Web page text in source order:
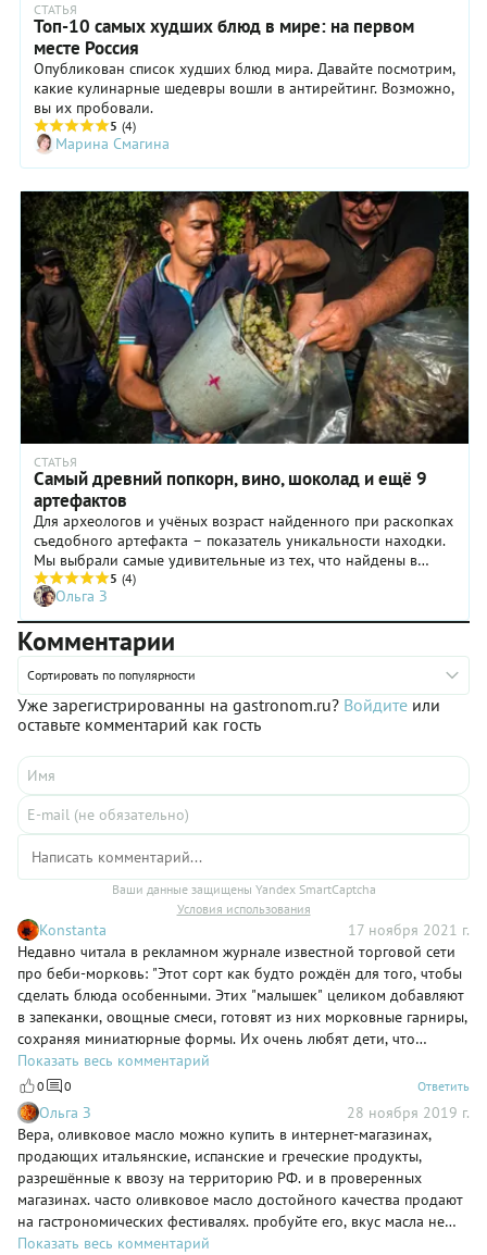
СТАТЬЯ
Топ-10 самых худших блюд в мире: на первом
месте Россия
Опубликован список худших блюд мира. Давайте посмотрим,
какие кулинарные шедевры вошли в антирейтинг. Возможно,
вы их пробовали.
5 (4)
Марина Смагина
СТАТЬЯ
Самый древний попкорн, вино, шоколад и ещё 9
артефактов
Для археологов и учёных возраст найденного при раскопках
съедобного артефакта – показатель уникальности находки.
Мы выбрали самые удивительные из тех, что найдены в
разных частях света. Все они заслуживают внимания.
5 (4)
Ольга З
Комментарии
Сортировать по популярности
Уже зарегистрированны на gastronom.ru? Войдите или
оставьте комментарий как гость
Ваши данные защищены Yandex SmartCaptcha
Условия использования
Konstanta
17 ноября 2021 г.
Недавно читала в рекламном журнале известной торговой сети
про беби-морковь: "Этот сорт как будто рождён для того, чтобы
сделать блюда особенными. Этих "малышек" целиком добавляют
в запеканки, овощные смеси, готовят из них морковные гарниры,
сохраняя миниатюрные формы. Их очень любят дети, что
здорово: полезных веществ, витаминов и минералов в мини-
морковке не меньше, чем в большой") Одурачивание
продолжается.))
Показать весь комментарий
0 0 Ответить
Ольга З
28 ноября 2019 г.
Вера, оливковое масло можно купить в интернет-магазинах,
продающих итальянские, испанские и греческие продукты,
разрешённые к ввозу на территорию РФ. и в проверенных
магазинах. часто оливковое масло достойного качества продают
на гастрономических фестивалях. пробуйте его, вкус масла не
должен вас обмануть!
Показать весь комментарий